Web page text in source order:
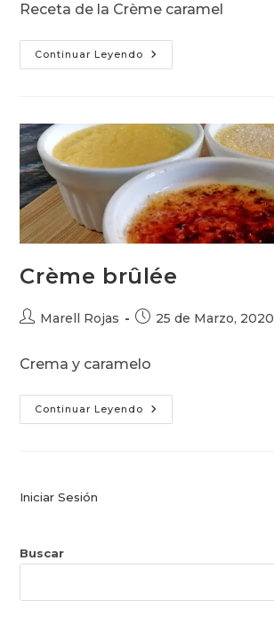
entrada:
entrada:
Receta de la Crème caramel
Continuar Leyendo Crème
Caramel
Crème brûlée
Autor
entrada:
Marell Rojas
Publicación
entrada:
25 de Marzo, 2020
Crema y caramelo
Continuar Leyendo Crème
Brûlée
Iniciar Sesión
Buscar